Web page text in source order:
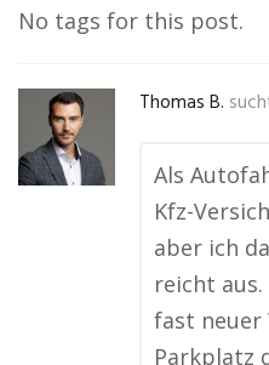
No tags for this post.
Thomas B.
Als
Kfz-
aber ich
reicht
fast neuer
Parkplatz